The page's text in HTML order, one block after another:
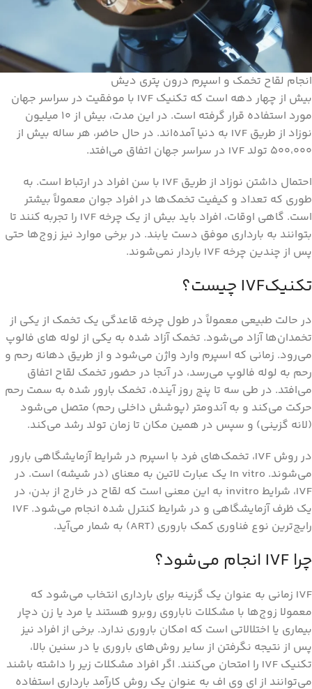
انجام لقاح تخمک و اسپرم درون پتری دیش
بیش از چهار دهه است که تکنیک IVF با موفقیت در سراسر جهان
مورد استفاده قرار گرفته است. در این مدت، بیش از 10 میلیون
نوزاد از طریق IVF به دنیا آمده‌اند. در حال حاضر، هر ساله بیش از
500،000 تولد IVF در سراسر جهان اتفاق می‌افتد.
احتمال داشتن نوزاد از طریق IVF با سن افراد در ارتباط است. به
طوری که تعداد و کیفیت تخمک‌ها در افراد جوان معمولاً بیشتر
است. گاهی اوقات، افراد باید بیش از یک چرخه IVF را تجربه کنند تا
بتوانند به بارداری موفق دست یابند. در برخی موارد نیز زوج‌ها حتی
پس از چندین چرخه IVF باردار نمی‌شوند.
تکنیکIVF چیست؟
در حالت طبیعی معمولاً در طول چرخه قاعدگی یک تخمک از یکی از
تخمدان‌ها آزاد می‌شود. تخمک آزاد شده به یکی از لوله های فالوپ
می‌رود. زمانی که اسپرم وارد واژن می‌شود و از طریق دهانه رحم و
رحم به لوله فالوپ می‌رسد، در آنجا در حضور تخمک لقاح اتفاق
می‌افتد. در طی سه تا پنج روز آینده، تخمک بارور شده به سمت رحم
حرکت می‌کند و به آندومتر (پوشش داخلی رحم) متصل می‌شود
(لانه گزینی) و سپس در همین مکان تا زمان تولد رشد می‌کند.
در روش IVF، تخمک‌های فرد با اسپرم در شرایط آزمایشگاهی بارور
می‌شوند. In vitro یک عبارت لاتین به معنای (در شیشه) است. در
IVF، شرایط invitro به این معنی است که لقاح در خارج از بدن، در
یک ظرف آزمایشگاهی و در شرایط کنترل شده انجام می‌شود. IVF
رایج‌ترین نوع فناوری کمک باروری (ART) به شمار می‌آید.
چرا IVF انجام می‌شود؟
IVF زمانی به عنوان یک گزینه برای بارداری انتخاب می‌شود که
معمولا زوج‌ها با مشکلات ناباروی روبرو هستند یا مرد یا زن دچار
بیماری یا اختلالاتی است که امکان باروری ندارد. برخی از افراد نیز
پس از نتیجه نگرفتن از سایر روش‌های باروری یا در سنین بالا،
تکنیک IVF را امتحان می‌کنند. اگر افراد مشکلات زیر را داشته باشند
می‌توانند از ای وی اف به عنوان یک روش کارآمد بارداری استفاده